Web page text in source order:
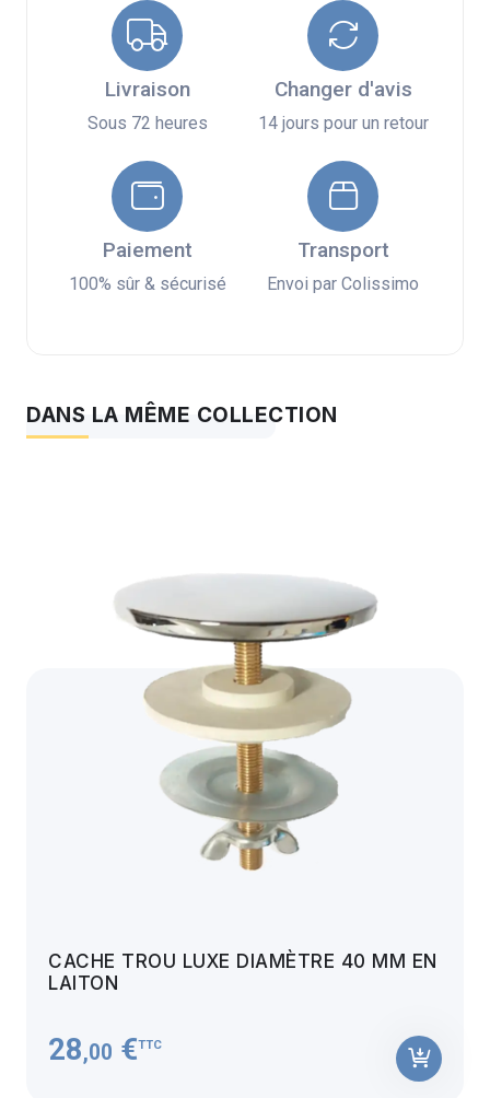
Livraison
Sous 72 heures
Changer d'avis
14 jours pour un retour
Paiement
100% sûr & sécurisé
Transport
Envoi par Colissimo
DANS LA MÊME COLLECTION
CACHE TROU LUXE DIAMÈTRE 40 MM EN
LAITON
28,00 €TTC